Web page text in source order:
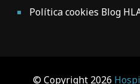
Política cookies Blog
© Copyright 2026